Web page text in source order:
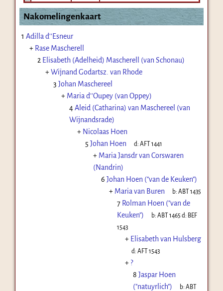
Nakomelingenkaart
1 Adilla d''Esneur
+ Rase Mascherell
2 Elisabeth (Adelheid) Mascherell (van Schonau)
+Wijnand Godartsz. van Rhode
3 Johan Maschereel
+ Maria d''Oupey (van Oppey)
4Aleid (Catharina) van Maschereel (van
Wijnandsrade)
+ Nicolaas Hoen
5 Johan Hoen d:AFT 1441
+ Maria Jansdr van Corswaren
(Nandrin)
6 Johan Hoen ("van de Keuken")
+ Maria van Buren b:ABT 1435
7 Rolman Hoen ("van de
Keuken")
b:ABT 1465 d: BEF
1543
+ Elisabeth van Hulsberg
d:AFT 1543
+ ?
8 Jaspar Hoen
("natuyrlich")
b:ABT